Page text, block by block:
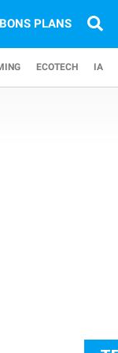
BONS PLANS
ECOTECH IA